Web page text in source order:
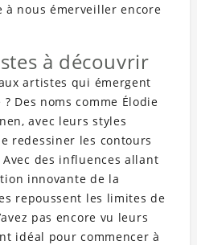
à nous émerveiller encore
à découvrir
artistes qui émergent
Des noms comme Élodie
avec leurs styles
redessiner les contours
des influences allant
innovante de la
repoussent les limites de
pas encore vu leurs
idéal pour commencer à